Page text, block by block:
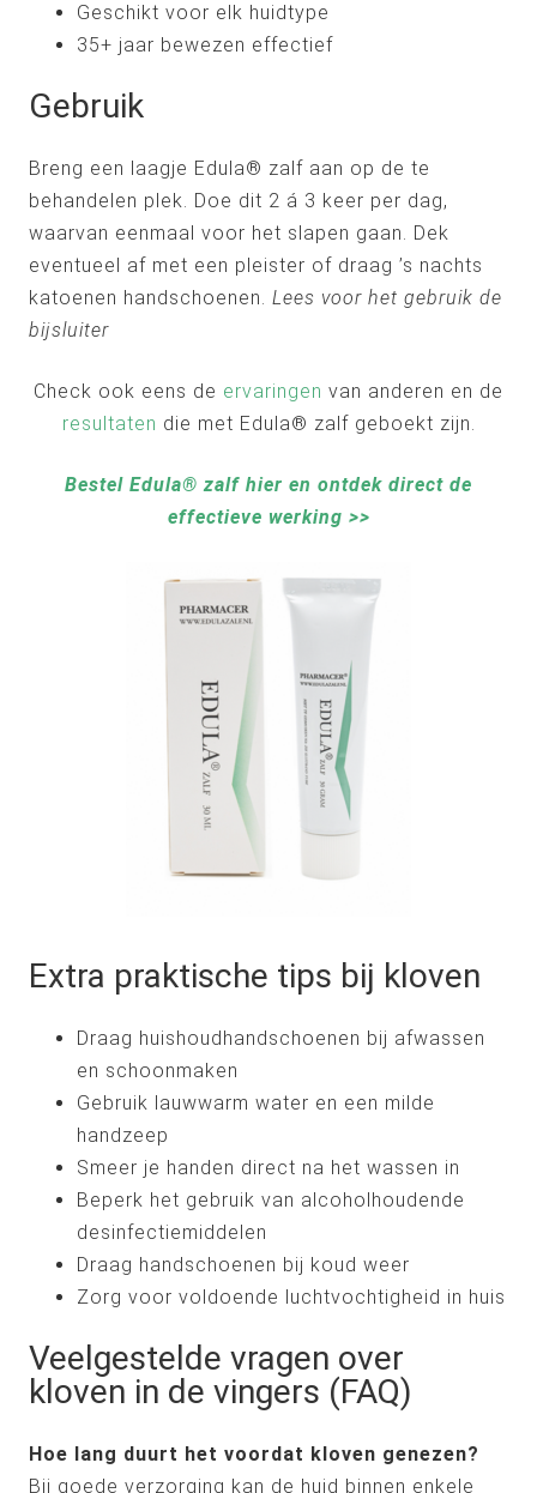
Geschikt voor elk huidtype
35+ jaar bewezen effectief
Gebruik
Breng een laagje Edula® zalf aan op de te
behandelen plek. Doe dit 2 á 3 keer per dag,
waarvan eenmaal voor het slapen gaan. Dek
eventueel af met een pleister of draag ’s nachts
katoenen handschoenen. Lees voor het gebruik de
bijsluiter
Check ook eens de ervaringen van anderen en de
resultaten die met Edula® zalf geboekt zijn.
Bestel Edula® zalf hier en ontdek direct de
effectieve werking >>
Extra praktische tips bij kloven
Draag huishoudhandschoenen bij afwassen
en schoonmaken
Gebruik lauwwarm water en een milde
handzeep
Smeer je handen direct na het wassen in
Beperk het gebruik van alcoholhoudende
desinfectiemiddelen
Draag handschoenen bij koud weer
Zorg voor voldoende luchtvochtigheid in huis
Veelgestelde vragen over
kloven in de vingers (FAQ)
Hoe lang duurt het voordat kloven genezen?
Bij goede verzorging kan de huid binnen enkele